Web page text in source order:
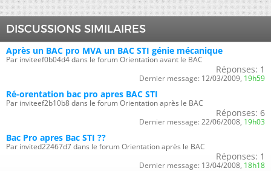
DISCUSSIONS SIMILAIRES
Après un BAC pro MVA un BAC STI génie mécanique
Par inviteef0b04d4 dans le forum Orientation avant le BAC
Réponses: 1
Dernier message: 12/03/2009, 19h59
Ré-orentation bac pro apres BAC STI
Par inviteef2b10b8 dans le forum Orientation après le BAC
Réponses: 6
Dernier message: 22/06/2008, 19h03
Bac Pro apres Bac STI ??
Par invited22467d7 dans le forum Orientation après le BAC
Réponses: 1
Dernier message: 13/04/2008, 18h18